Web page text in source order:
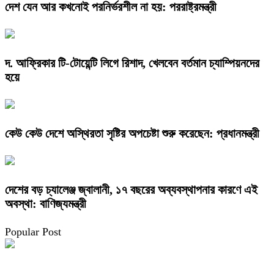
দেশ যেন আর কখনোই পরনির্ভরশীল না হয়: পররাষ্ট্রমন্ত্রী
দ. আফ্রিকার টি-টোয়েন্টি লিগে রিশাদ, খেলবেন বর্তমান চ্যাম্পিয়নদের
হয়ে
কেউ কেউ দেশে অস্থিরতা সৃষ্টির অপচেষ্টা শুরু করেছেন: প্রধানমন্ত্রী
দেশের বড় চ্যালেঞ্জ জ্বালানী, ১৭ বছরের অব্যবস্থাপনার কারণে এই
অবস্থা: বাণিজ্যমন্ত্রী
Popular Post